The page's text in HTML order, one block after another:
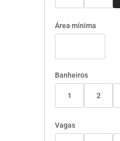
Área mínima
Banheiros
1 2
Vagas